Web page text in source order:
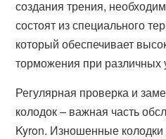
создания трения,
состоят из специального
который обеспечивает
торможения при различных
Регулярная проверка и
колодок – важная часть
Kyron. Изношенные